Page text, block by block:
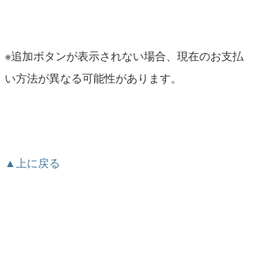
※追加ボタンが表示されない場合、現在のお支払
い方法が異なる可能性があります。
▲上に戻る